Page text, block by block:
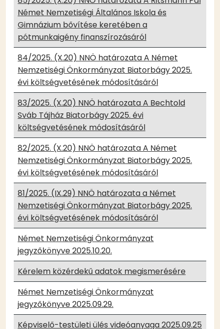
Német Nemzetiségi Általános Iskola és
Gimnázium bővítése keretében a
pótmunkaigény finanszírozásáról
84/2025. (X.20) NNÖ határozata A Német
Nemzetiségi Önkormányzat Biatorbágy 2025.
évi költségvetésének módosításáról
83/2025. (X.20) NNÖ határozata A Bechtold
Sváb Tájház Biatorbágy 2025. évi
költségvetésének módosításáról
82/2025. (X.20) NNÖ határozata A Német
Nemzetiségi Önkormányzat Biatorbágy 2025.
évi költségvetésének módosításáról
81/2025. (IX.29) NNÖ határozata a Német
Nemzetiségi Önkormányzat Biatorbágy 2025.
évi költségvetésének módosításáról
Német Nemzetiségi Önkormányzat
jegyzőkönyve 2025.10.20.
Kérelem közérdekű adatok megismerésére
Német Nemzetiségi Önkormányzat
jegyzőkönyve 2025.09.29.
Képviselő-testületi ülés videóanyaga 2025.09.25